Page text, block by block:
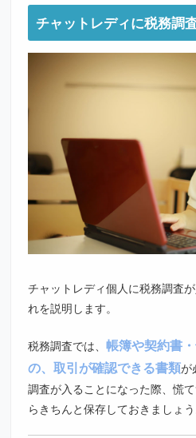
チャットレディに税務調
チャットレディ個人に税務調査
れを説明します。
税務調査では、帳簿や契約書
の、取引が確認できる書類が
調査が入ることになった際、慌
らきちんと保存しておきましょう